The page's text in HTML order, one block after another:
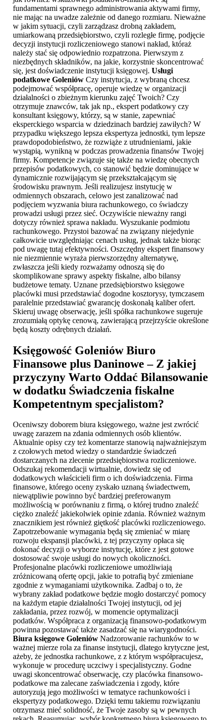
fundamentami sprawnego administrowania aktywami firmy,
nie mając na uwadze zależnie od danego rozmiaru. Nieważne
w jakim sytuacji, czyli zarządzasz drobną zakładem,
umiarkowaną przedsiębiorstwo, czyli rozległe firmę, podjęcie
decyzji instytucji rozliczeniowego stanowi nakład, któraż
należy stać się odpowiednio rozpatrzona. Pierwszym z
niezbędnych składników, na jakie, korzystnie skoncentrować
się, jest doświadczenie instytucji księgowej. Usługi
podatkowe Goleniów Czy instytucja, z wybraną chcesz
podejmować współpracę, operuje wiedzę w organizacji
działalności o zbieżnym kierunku zajęć Twoich? Czy
otrzymuje znawców, tak jak np., ekspert podatkowy czy
konsultant księgowy, którzy, są w stanie, zapewniać
eksperckiego wsparcia w dziedzinach bardziej zawiłych? W
przypadku większego lepsza ekspertyza jednostki, tym lepsze
prawdopodobieństwo, że rozwiąże z utrudnieniami, jakie
wystąpią, wynikną w podczas prowadzenia finansów Twojej
firmy. Kompetencje związuje się także na wiedzę obecnych
przepisów podatkowych, co stanowić będzie dominujące w
dynamicznie rozwijającym się przekształcającym się
środowisku prawnym. Jeśli realizujesz instytucję w
odmiennych obszarach, celowo jest zanalizować nad
podjęciem wyzwania biura rachunkowego, co świadczy
prowadzi usługi przez sieć. Oczywiście nieważny rangi
dotyczy również sprawa nakładu. Wyszukanie podmiotu
rachunkowego. Przystoi bazować na związany niejedynie
całkowicie uwzględniając cenach usług, jednak także biorąc
pod uwagę tutaj efektywności. Oszczędny ekspert finansowy
nie niezmiennie wyraża pierwszorzędny alternatywę,
zwłaszcza jeśli kiedy rozważamy odnoszą się do
skomplikowane sprawy aspekty fiskalne, albo bilansy
budżetowe tematy. Uznane przedsiębiorstwo księgowe
placówki musi przedstawiać dogodne kosztorysy, tymczasem
paralelnie przedstawiać gwarancję doskonałą kaliber ofert.
Skieruj uwagę obserwację, jeśli spółka rachunkowe sugeruje
zrozumiałą optykę cenową, zawierającą przejrzyście określone
będą koszty odrębnych działań.
Księgowość GoleniówBiuro
Finansowe plus Daninowe – Z jakiej
przyczyny Warto Oddać Bilansowanie
w dodatku Świadczenia fiskalne
Kompetentnym specjalistom?
Oceniwszy doborem biura księgowego, ważne jest zwrócić
uwagę zarazem na zdania odmiennych osób klientów.
Aktualnie opisy czy też komentarze stanowią najważniejszym
z czołowych metod wiedzy o standardzie świadczeń
dostarczanych na zlecenie przedsiębiorstwa rozliczeniowe.
Odszukaj rekomendacji wirtualnie, dowiedz się od
dodatkowych właścicieli firm o ich doświadczenia. Firma
finansowe, którego oceny zyskało uznaną świadectwem,
niewątpliwie powinno być bardziej preferowanym
możliwością w porównaniu z firmą, o której trudno znaleźć
ciężko znaleźć jakiekolwiek opinie zdania. Również ważnym
znacznikiem jest również giętkość placówki rozliczeniowego.
Zapotrzebowanie wymagania będą się zmieniać w miarę
rozwoju ekspansji placówki, z tej przyczyny opłaca się
dokonać decyzji o wyborze instytucję, które z jest gotowe
dostosować swoje usługi do nowych okoliczności.
Profesjonalne placówki rozliczeniowe umożliwiają
zróżnicowaną ofertę opcji, jakie to potrafią być zmieniane
zgodnie z wymaganiami użytkownika. Zadbaj o to, że
wybrany zakład podatkowe będzie mogło dostarczyć pomocy
na każdym etapie działalności Twojej instytucji, od jej
zakładania, przez rozwój, w momencie optymalizacji
podatków. Współpraca z organizacją finansowo-podatkowym
powinna pozostawać także zasadzać się na wiarygodności.
Biura księgowe Goleniów Nadzorowanie rachunków to w
ważnej mierze rola za finanse instytucji, dlatego krytyczne jest,
ażeby, że jednostka rachunkowe, z z którym współpracujesz,
wykonuje w procedurę uczciwy i specjalistyczny. Godne
uwagi skoncentrować obserwację, czy placówka finansowo-
podatkowe ma zalecane zaświadczenia i zgody, które
autoryzują jego możliwości w tematyce rachunkowości i
ekspertyzy podatkowego. Dzięki temu takiemu rozwiązaniu
otrzymasz mieć solidność, że Twoje zasoby są w pewnych